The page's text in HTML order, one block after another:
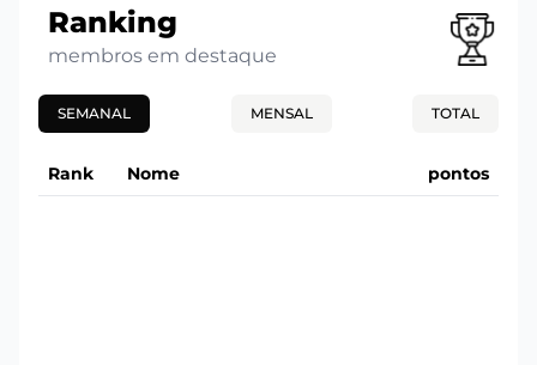
Ranking
membros em destaque
SEMANAL MENSAL TOTAL
Rank Nome pontos